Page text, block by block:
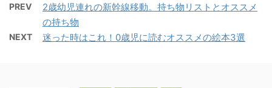
PREV
2歳幼児連れの新幹線移動。持ち物リストとオススメ
の持ち物
NEXT 迷った時はこれ！0歳児に読むオススメの絵本3選